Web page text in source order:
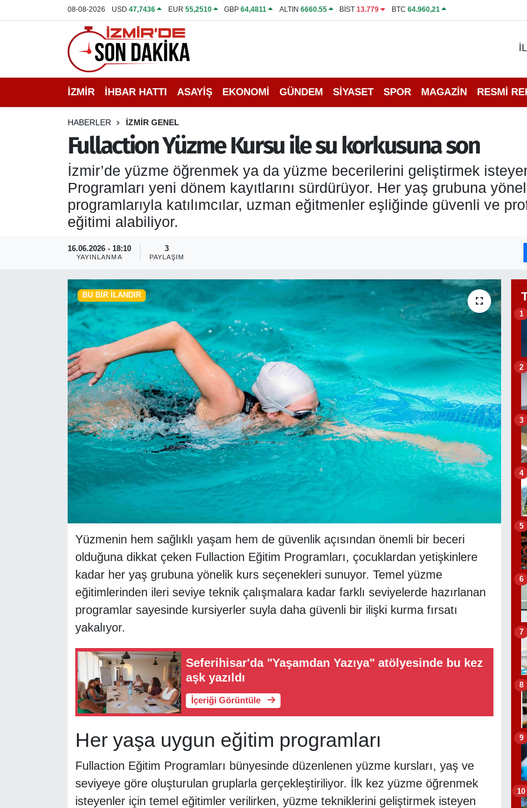
08-08-2026 USD47,7436 EUR 55,2510 GBP64,4811 ALTIN 6660.55 BİST13.779 BTC 64.960,21
İZMİR İHBAR HATTI ASAYİŞ EKONOMİ GÜNDEM SİYASET SPOR MAGAZİN RESMİ
HABERLER İZMİR GENEL
Fullaction Yüzme Kursu ile su korkusuna son
İzmir’de yüzme öğrenmek ya da yüzme becerilerini geliştirmek
Programları yeni dönem kayıtlarını sürdürüyor. Her yaş grubuna
programlarıyla katılımcılar, uzman eğitmenler eşliğinde güvenli ve
eğitimi alabiliyor.
16.06.2026 - 18:10
YAYINLANMA
3
PAYLAŞIM
BU BIR İLANDIR
Yüzmenin hem sağlıklı yaşam hem de güvenlik açısından önemli bir beceri
olduğuna dikkat çeken Fullaction Eğitim Programları, çocuklardan yetişkinlere
kadar her yaş grubuna yönelik kurs seçenekleri sunuyor. Temel yüzme
eğitimlerinden ileri seviye teknik çalışmalara kadar farklı seviyelerde hazırlanan
programlar sayesinde kursiyerler suyla daha güvenli bir ilişki kurma fırsatı
yakalıyor.
Seferihisar'da "Yaşamdan Yazıya" atölyesinde bu kez
aşk yazıldı
İçeriği Görüntüle
Her yaşa uygun eğitim programları
Fullaction Eğitim Programları bünyesinde düzenlenen yüzme kursları, yaş ve
seviyeye göre oluşturulan gruplarla gerçekleştiriliyor. İlk kez yüzme öğrenmek
isteyenler için temel eğitimler verilirken, yüzme tekniklerini geliştirmek isteyen
1
2
3
4
5
6
7
8
9
10
İHBAR HATTI
DEPREM
EKONOMİ
SİYASET
ASAYİŞ
RESMİ REKLAM
İzmir Nöbetçi Eczaneler
İzmir Hava Durumu
İzmir Namaz Vakitleri
İzmir Trafik Yoğunluk Haritası
Puan Durumu ve Fikstür
Tüm Manşetler
Son Dakika Haberleri
Haber Arşivi